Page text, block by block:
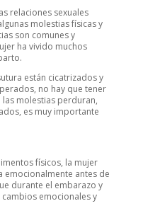
relaciones sexuales
molestias físicas y
son comunes y
ha vivido muchos
están cicatrizados y
no hay que tener
molestias perduran,
es muy importante
físicos, la mujer
emocionalmente antes de
durante el embarazo y
emocionales y